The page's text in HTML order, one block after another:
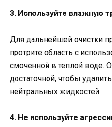
3. Используйте влажную
Для дальнейшей очистки
протрите область с
смоченной в теплой воде.
достаточной, чтобы
нейтральных жидкостей.
4. Не используйте